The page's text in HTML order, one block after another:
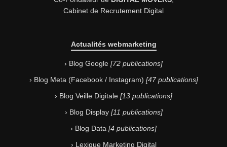
Cabinet de Recrutement Digital
Actualités webmarketing
Blog Google 72 publications
Blog Meta (Facebook / Instagram) 47 publications
Blog Veille Digitale 13 publications
Blog Display 11 publications
Blog Data 4 publications
Lexique Marketing Digital